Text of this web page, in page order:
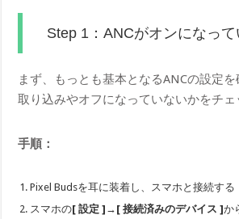
Step 1：ANCがオンになっ
まず、もっとも基本となるANCの設定
取り込みやオフになっていないかをチェ
手順：
Pixel Budsを耳に装着し、スマホと接続する
スマホの[ 設定 ] → [ 接続済みのデバイス ]か